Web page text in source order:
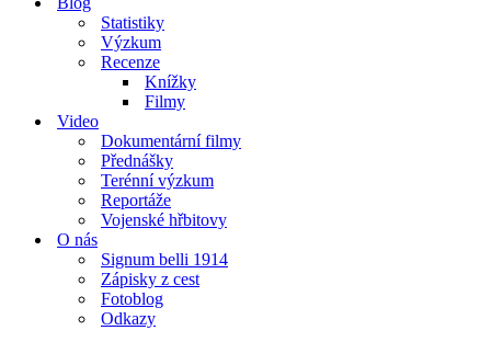
Statistiky
Výzkum
Recenze
Knížky
Filmy
Video
Dokumentární filmy
Přednášky
Terénní výzkum
Reportáže
Vojenské hřbitovy
O nás
Signum belli 1914
Zápisky z cest
Fotoblog
Odkazy